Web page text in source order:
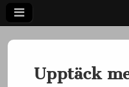
Upptäck